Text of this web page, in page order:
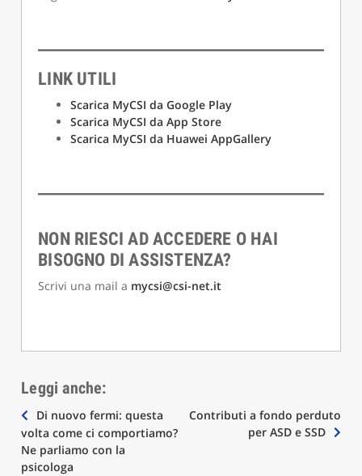
LINK UTILI
Scarica MyCSI da Google Play
Scarica MyCSI da App Store
Scarica MyCSI da Huawei AppGallery
NON RIESCI AD ACCEDERE O HAI
BISOGNO DI ASSISTENZA?
Scrivi una mail a mycsi@csi-net.it
Leggi anche:
Navigazione
articoli
Di nuovo fermi: questa
volta come ci comportiamo?
Ne parliamo con la
psicologa
Contributi a fondo perduto
per ASD e SSD